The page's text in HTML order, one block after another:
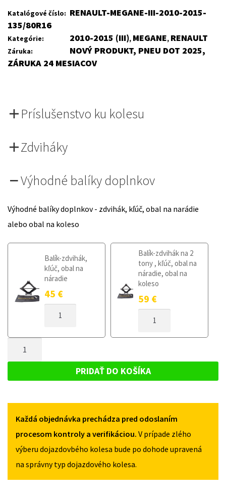
162,51 €.
148,62 €.
Katalógové číslo: RENAULT-MEGANE-III-2010-2015-
135/80R16
Kategórie: 2010-2015 (III), MEGANE, RENAULT
Záruka:
NOVÝ PRODUKT, PNEU DOT 2025,
ZÁRUKA 24 MESIACOV
Príslušenstvo ku kolesu
Zdviháky
Výhodné balíky doplnkov
Výhodné balíky doplnkov - zdvihák, kľúč, obal na narádie
alebo obal na koleso
Balík-zdvihák,
kľúč, obal na
náradie
45 €
DOJAZDOVÉ
RENAULT
III
2015
Balík-zdvihák na 2
tony , kľúč, obal na
náradie, obal na
koleso
59 €
DOJAZDOVÉ
III
2010-
5X114,3
RENAULT
2010-
2015
135/80R16
PRIDAŤ DO KOŠÍKA
Každá objednávka prechádza pred odoslaním
procesom kontroly a verifikáciou. V prípade zlého
výberu dojazdovbého kolesa bude po dohode upravená
na správny typ dojazdového kolesa.